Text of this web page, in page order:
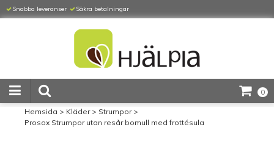
Snabba leveranser Säkra betalningar
0
Hemsida > Kläder> Strumpor>
Prosox Strumpor utan resår bomull med frottésula